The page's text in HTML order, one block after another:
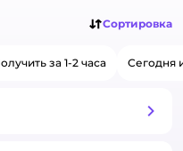
Сортировка
за 1-2 часа Сегодня